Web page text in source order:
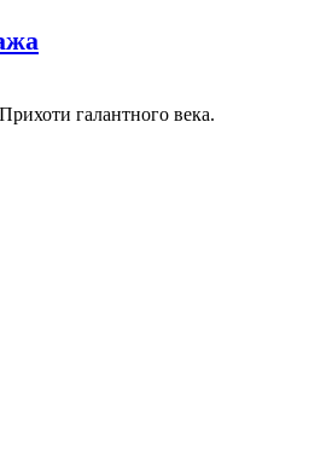
галантного века.